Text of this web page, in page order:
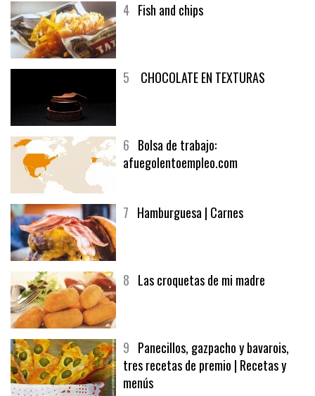
4 Fish and chips
5 CHOCOLATE EN TEXTURAS
6 Bolsa de trabajo:
afuegolentoempleo.com
7 Hamburguesa | Carnes
8 Las croquetas de mi madre
9 Panecillos, gazpacho y bavarois,
tres recetas de premio | Recetas y
menús